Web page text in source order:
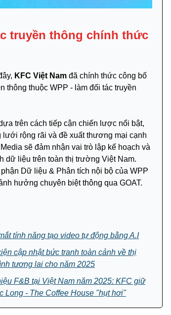
truyền thông chính thức
KFC Việt Nam đã chính thức công bố
thông thuộc WPP - làm đối tác truyền
trên cách tiếp cận chiến lược nổi bật,
lưới rộng rãi và đề xuất thương mại cạnh
sẽ đảm nhận vai trò lập kế hoạch và
dữ liệu trên toàn thị trường Việt Nam.
Dữ liệu & Phân tích nội bộ của WPP
hưởng chuyên biệt thông qua GOAT.
tính năng tạo video tự động bằng A.I
cập nhật bức tranh toàn cảnh về thị
tương lai cho năm 2025
F&B tại Việt Nam năm 2025: KFC giữ
Long - The Coffee House "hụt hơi"